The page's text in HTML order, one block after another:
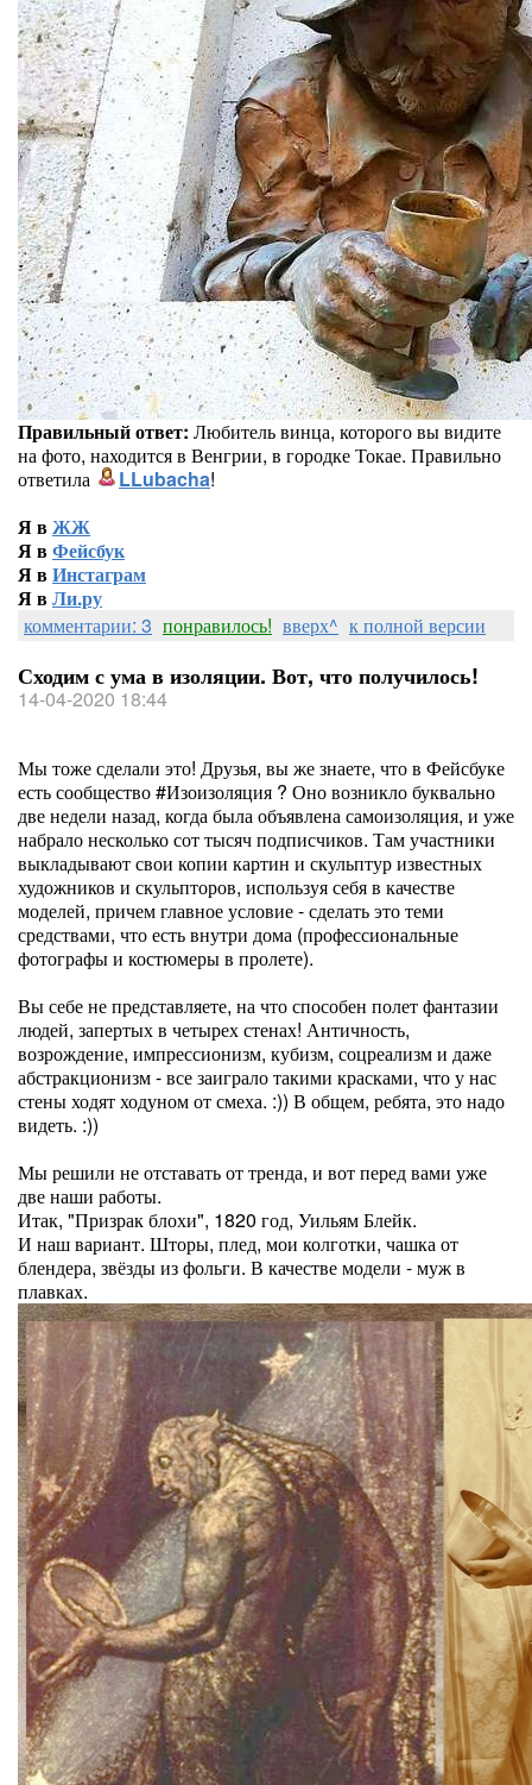
Правильный ответ: Любитель винца, которого вы видите
на фото, находится в Венгрии, в городке Токае. Правильно
ответила
LLubacha!
Я вЖЖ
Я вФейсбук
Я вИнстаграм
Я вЛи.ру
комментарии: 3 понравилось! вверх^ к полной версии
Сходим с ума в изоляции. Вот, что получилось!
14-04-2020 18:44
Мы тоже сделали это! Друзья, вы же знаете, что в Фейсбуке
есть сообщество #Изоизоляция ? Оно возникло буквально
две недели назад, когда была объявлена самоизоляция, и уже
набрало несколько сот тысяч подписчиков. Там участники
выкладывают свои копии картин и скульптур известных
художников и скульпторов, используя себя в качестве
моделей, причем главное условие - сделать это теми
средствами, что есть внутри дома (профессиональные
фотографы и костюмеры в пролете).
Вы себе не представляете, на что способен полет фантазии
людей, запертых в четырех стенах! Античность,
возрождение, импрессионизм, кубизм, соцреализм и даже
абстракционизм - все заиграло такими красками, что у нас
стены ходят ходуном от смеха. :)) В общем, ребята, это надо
видеть. :))
Мы решили не отставать от тренда, и вот перед вами уже
две наши работы.
Итак, "Призрак блохи", 1820 год, Уильям Блейк.
И наш вариант. Шторы, плед, мои колготки, чашка от
блендера, звёзды из фольги. В качестве модели - муж в
плавках.